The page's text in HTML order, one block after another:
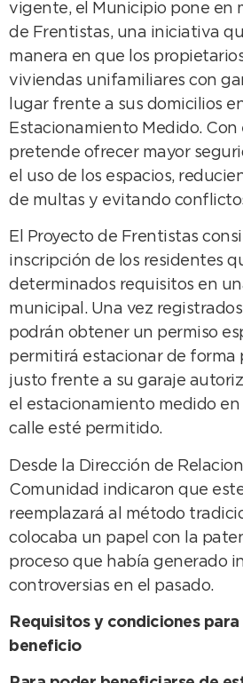
vigente, el Municipio pone en
de Frentistas, una iniciativa
manera en que los
viviendas unifamiliares con
lugar frente a sus domicilios
Estacionamiento Medido. Con
pretende ofrecer mayor
el uso de los espacios,
de multas y evitando
El Proyecto de Frentistas
inscripción de los residentes
determinados requisitos en
municipal. Una vez
podrán obtener un permiso
permitirá estacionar de forma
justo frente a su garaje
el estacionamiento medido en
calle esté permitido.
Desde la Dirección de
Comunidad indicaron que
reemplazará al método
colocaba un papel con la
proceso que había generado
controversias en el pasado.
Requisitos y condiciones para
beneficio